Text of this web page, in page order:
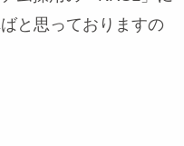
と思っておりますの